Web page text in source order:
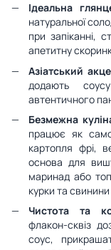
Ідеальна
натуральної
при запіканні,
апетитну
Азіатський
додають
автентичного
Безмежна
працює як
картопля фрі,
основа для
маринад або
курки та
Чистота та
флакон-сквіз
соус,